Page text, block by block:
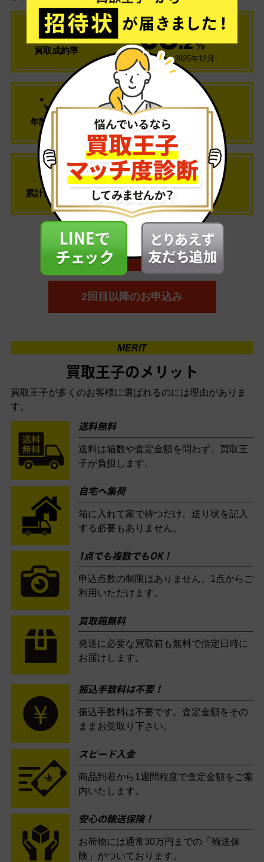
買取成約率 93.2 ％
2025年1月～2025年12月
年間査定点数 476 万
2025年1月～2025年12月
累計ご利用件数 138 万
件
2025年12月まで
簡単にお申込み (初めての方)
2回目以降のお申込み
MERIT
買取王子のメリット
買取王子が多くのお客様に選ばれるのには理由がありま
す。
送料無料
送料は箱数や査定金額を問わず、買取王
子が負担します。
自宅へ集荷
箱に入れて家で待つだけ。送り状を記入
する必要もありません。
1点でも複数でもOK！
申込点数の制限はありません。1点からご
利用いただけます。
買取箱無料
発送に必要な買取箱も無料で指定日時に
お届けします。
振込手数料は不要！
振込手数料は不要です。査定金額をその
ままお受取り下さい。
スピード入金
商品到着から1週間程度で査定金額をご案
内いたします。
安心の輸送保険！
お荷物には通常30万円までの「輸送保
険」がついております。